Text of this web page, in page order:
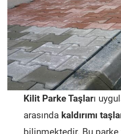
Kilit Parke Taşları
arasında kaldırımı
bilinmektedir. Bu